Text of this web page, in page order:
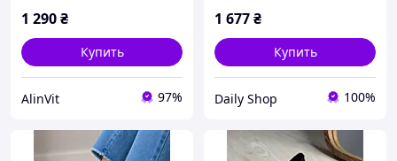
1 290₴
Купить
AlinVit 97%
1 677₴
Купить
Daily Shop 100%